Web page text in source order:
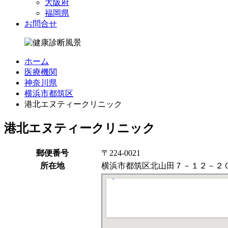
大阪府
福岡県
お問合せ
ホーム
医療機関
神奈川県
横浜市都筑区
港北エヌティークリニック
港北エヌティークリニック
郵便番号
〒224-0021
所在地
横浜市都筑区北山田７－１２－２